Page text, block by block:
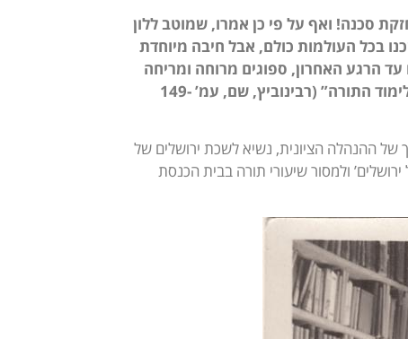
סכנה! ואף על פי כן אמרו, שמוטב ללון
בכל העולמות כולם, אבל חיבה מיוחדת
הרגע האחרון, ספוגים מרוחה ומריחה
של ארץ ישראל. לא רק החיים המעשיים, כי אם גם המחשבה. ואין צריך לומר לימוד התורה” (רבינוביץ, שם, עמ’ 149-
של ההנהלה הציונית, נשיא לשכת ירושלים של
ולמסור שיעורי תורה בבית הכנסת